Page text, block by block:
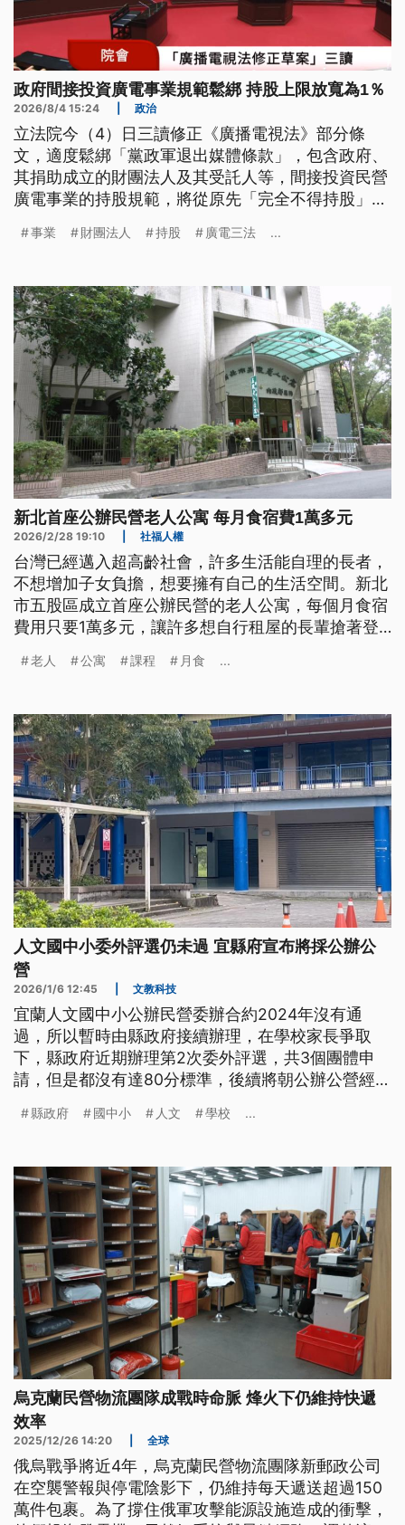
政府間接投資廣電事業規範鬆綁 持股上限放寬為1％
2026/8/4 15:24 政治
立法院今（4）日三讀修正《廣播電視法》部分條
文，適度鬆綁「黨政軍退出媒體條款」，包含政府、
其捐助成立的財團法人及其受託人等，間接投資民營
廣電事業的持股規範，將從原先「完全不得持股」，
事業 財團法人 持股 廣電三法 ...
新北首座公辦民營老人公寓 每月食宿費1萬多元
2026/2/28 19:10 社福人權
台灣已經邁入超高齡社會，許多生活能自理的長者，
不想增加子女負擔，想要擁有自己的生活空間。新北
市五股區成立首座公辦民營的老人公寓，每個月食宿
費用只要1萬多元，讓許多想自行租屋的長輩搶著登
老人 公寓 課程 月食 ...
人文國中小委外評選仍未過 宜縣府宣布將採公辦公
營
2026/1/6 12:45 文教科技
宜蘭人文國中小公辦民營委辦合約2024年沒有通
過，所以暫時由縣政府接續辦理，在學校家長爭取
下，縣政府近期辦理第2次委外評選，共3個團體申
請，但是都沒有達80分標準，後續將朝公辦公營經營
縣政府 國中小 人文 學校 ...
烏克蘭民營物流團隊成戰時命脈 烽火下仍維持快遞
效率
2025/12/26 14:20 全球
俄烏戰爭將近4年，烏克蘭民營物流團隊新郵政公司
在空襲警報與停電陰影下，仍維持每天遞送超過150
萬件包裹。為了撐住俄軍攻擊能源設施造成的衝擊，